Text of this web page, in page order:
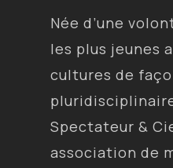
Née d’une
les plus jeunes
cultures de
Spectateur &
association de